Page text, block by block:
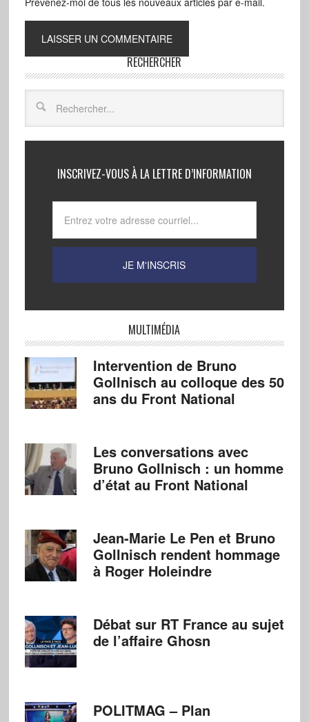
RECHERCHER
INSCRIVEZ-VOUS À LA LETTRE D’INFORMATION
MULTIMÉDIA
Intervention de Bruno
Gollnisch au colloque des 50
ans du Front National
Les conversations avec
Bruno Gollnisch : un homme
d’état au Front National
Jean-Marie Le Pen et Bruno
Gollnisch rendent hommage
à Roger Holeindre
Débat sur RT France au sujet
de l’affaire Ghosn
POLITMAG – Plan